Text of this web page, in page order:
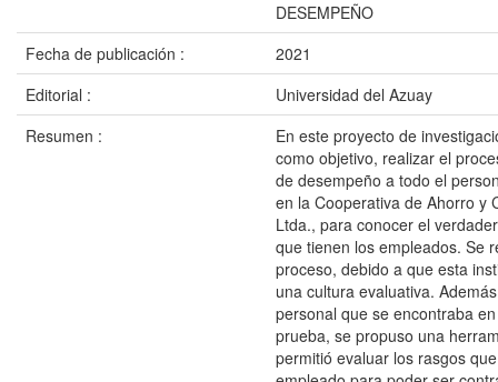
DESEMPEÑO
Fecha de publicación :
2021
Editorial :
Universidad del Azuay
Resumen :
En este proyecto de
como objetivo, realizar el
de desempeño a todo el
en la Cooperativa de Ahorro y
Ltda., para conocer el
que tienen los empleados. Se
proceso, debido a que esta
una cultura evaluativa.
personal que se encontraba
prueba, se propuso una
permitió evaluar los rasgos